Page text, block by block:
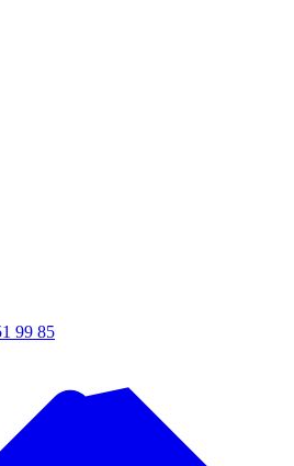
99 85